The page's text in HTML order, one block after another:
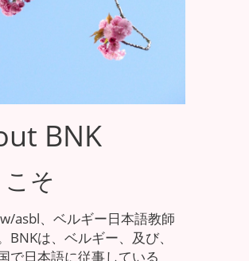
BNK
そ
asbl、ベルギー日本語教師
BNKは、ベルギー、及び、
で日本語に従事している